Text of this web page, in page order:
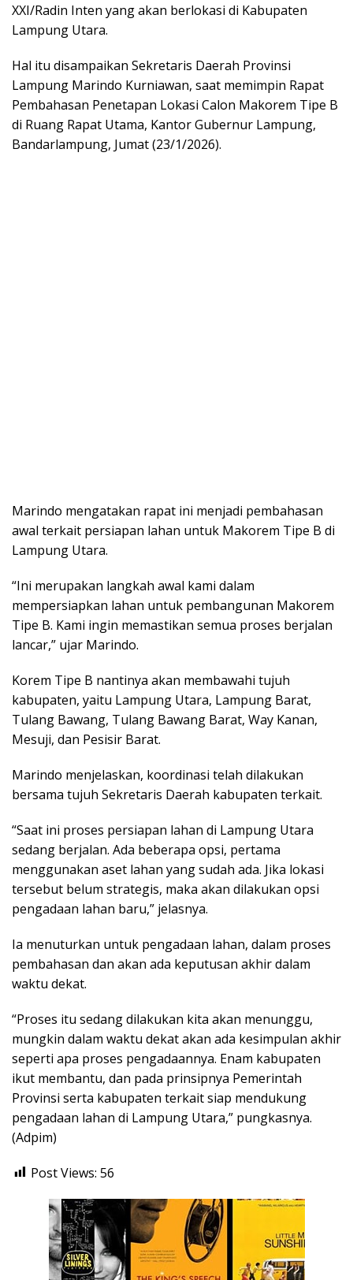
XXI/Radin Inten yang akan berlokasi di Kabupaten
Lampung Utara.
Hal itu disampaikan Sekretaris Daerah Provinsi
Lampung Marindo Kurniawan, saat memimpin Rapat
Pembahasan Penetapan Lokasi Calon Makorem Tipe B
di Ruang Rapat Utama, Kantor Gubernur Lampung,
Bandarlampung, Jumat (23/1/2026).
Marindo mengatakan rapat ini menjadi pembahasan
awal terkait persiapan lahan untuk Makorem Tipe B di
Lampung Utara.
“Ini merupakan langkah awal kami dalam
mempersiapkan lahan untuk pembangunan Makorem
Tipe B. Kami ingin memastikan semua proses berjalan
lancar,” ujar Marindo.
Korem Tipe B nantinya akan membawahi tujuh
kabupaten, yaitu Lampung Utara, Lampung Barat,
Tulang Bawang, Tulang Bawang Barat, Way Kanan,
Mesuji, dan Pesisir Barat.
Marindo menjelaskan, koordinasi telah dilakukan
bersama tujuh Sekretaris Daerah kabupaten terkait.
“Saat ini proses persiapan lahan di Lampung Utara
sedang berjalan. Ada beberapa opsi, pertama
menggunakan aset lahan yang sudah ada. Jika lokasi
tersebut belum strategis, maka akan dilakukan opsi
pengadaan lahan baru,” jelasnya.
Ia menuturkan untuk pengadaan lahan, dalam proses
pembahasan dan akan ada keputusan akhir dalam
waktu dekat.
“Proses itu sedang dilakukan kita akan menunggu,
mungkin dalam waktu dekat akan ada kesimpulan akhir
seperti apa proses pengadaannya. Enam kabupaten
ikut membantu, dan pada prinsipnya Pemerintah
Provinsi serta kabupaten terkait siap mendukung
pengadaan lahan di Lampung Utara,” pungkasnya.
(Adpim)
Post Views: 56